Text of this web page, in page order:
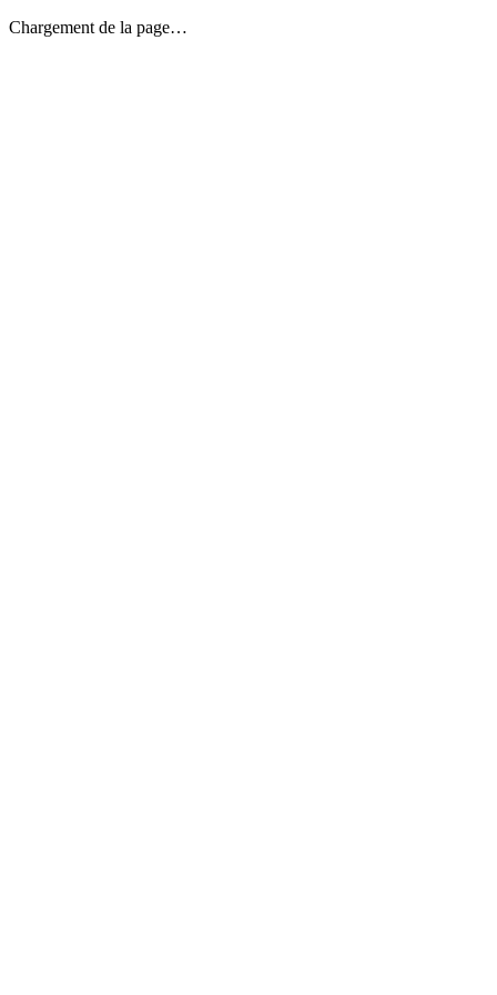
Chargement de la page…